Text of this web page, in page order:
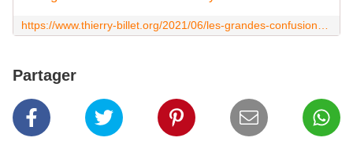
Partager